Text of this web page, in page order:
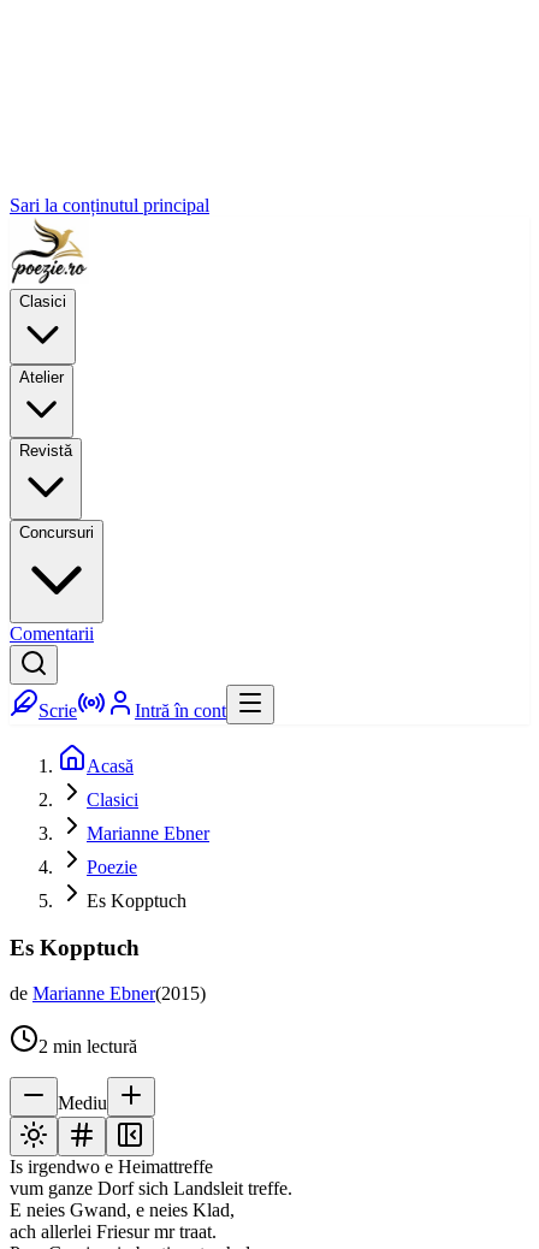
Sari la conținutul principal
Clasici
Atelier
Revistă
Concursuri
Comentarii
Scrie Intră în cont
Acasă
Clasici
Marianne Ebner
Poezie
Es Kopptuch
Es Kopptuch
de Marianne Ebner(2015)
2 min lectură
Mediu
Is irgendwo e Heimattreffe
vum ganze Dorf sich Landsleit treffe.
E neies Gwand, e neies Klad,
ach allerlei Friesur mr traat.